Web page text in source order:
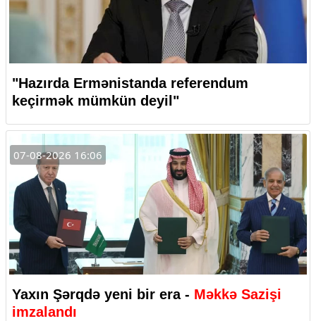
"Hazırda Ermənistanda referendum
keçirmək mümkün deyil"
07-08-2026 16:06
Yaxın Şərqdə yeni bir era - Məkkə Sazişi
imzalandı